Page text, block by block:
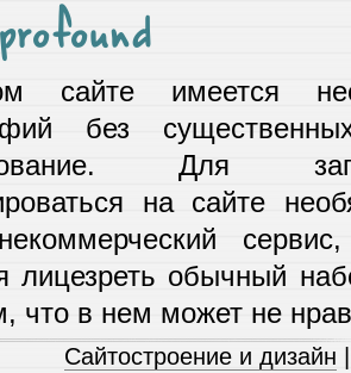
сайте имеется
без
Для
на сайте
лицезреть обычный
что в нем может не
Сайтостроение и дизайн